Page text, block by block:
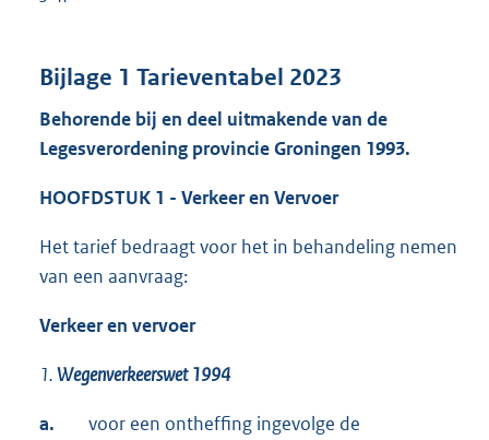
Bijlage 1 Tarieventabel 2023
Behorende bij en deel uitmakende van de
Legesverordening provincie Groningen 1993.
HOOFDSTUK 1 - Verkeer en Vervoer
Het tarief bedraagt voor het in behandeling nemen
van een aanvraag:
Verkeer en vervoer
1.Wegenverkeerswet 1994
a.
voor een ontheffing ingevolge de